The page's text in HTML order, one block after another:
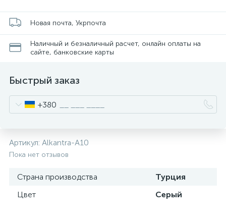
Новая почта, Укрпочта
Наличный и безналичный расчет, онлайн оплаты на
сайте, банковские карты
Быстрый заказ
+380
Артикул: Alkantra-A10
Пока нет отзывов
Страна производства
Турция
Цвет
Серый